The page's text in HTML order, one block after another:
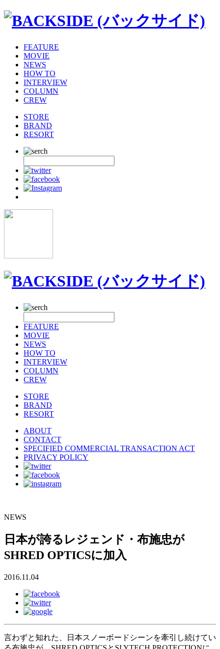
FEATURE
MOVIE
NEWS
HOW TO
INTERVIEW
COLUMN
CREW
STORE
BRAND
RESORT
FEATURE
MOVIE
NEWS
HOW TO
INTERVIEW
COLUMN
CREW
STORE
BRAND
RESORT
ABOUT
CONTACT
SPECIFIED COMMERCIAL TRANSACTION ACT
PRIVACY POLICY
NEWS
日本が誇るレジェンド・布施忠が
SHRED OPTICSに加入
2016.11.04
言わずと知れた、日本スノーボードシーンを牽引し続けてい